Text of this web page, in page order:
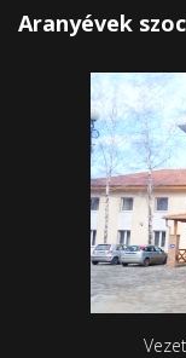
Aranyévek